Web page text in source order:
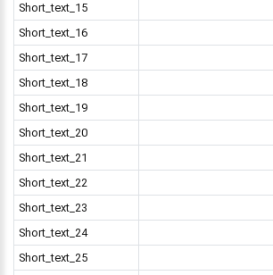
Short_text_15
Short_text_16
Short_text_17
Short_text_18
Short_text_19
Short_text_20
Short_text_21
Short_text_22
Short_text_23
Short_text_24
Short_text_25